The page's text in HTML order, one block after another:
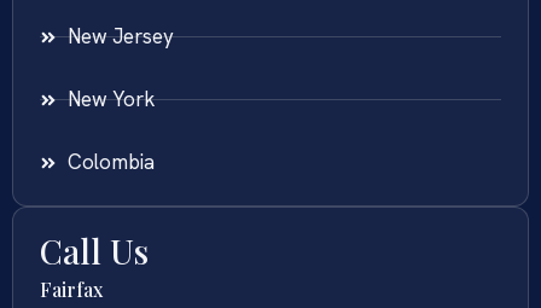
New Jersey
New York
Colombia
Call Us
Fairfax